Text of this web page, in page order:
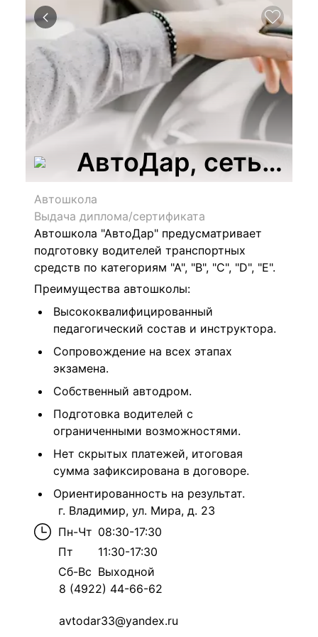
АвтоДар, сеть
Автошкола
Выдача диплома/сертификата
Автошкола "АвтоДар" предусматривает
подготовку водителей транспортных
средств по категориям "А", "В", "С", "D", "Е".
Преимущества автошколы:
Высококвалифицированный
педагогический состав и инструктора.
Сопровождение на всех этапах
экзамена.
Собственный автодром.
Подготовка водителей с
ограниченными возможностями.
Нет скрытых платежей, итоговая
сумма зафиксирована в договоре.
Ориентированность на результат.
г. Владимир, ул. Мира, д. 23
Пн-Чт 08:30-17:30
Пт
11:30-17:30
Сб-Вс Выходной
8 (4922) 44-66-62
avtodar33@yandex.ru